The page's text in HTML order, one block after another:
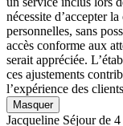
nécessite d’accepter
personnelles, sans
accès conforme aux
serait appréciée.
ces ajustements
l’expérience des
Masquer
Jacqueline Séjour de